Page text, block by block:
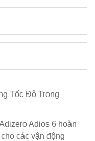
Tốc Độ Trong
Adios 6 hoàn
các vận động